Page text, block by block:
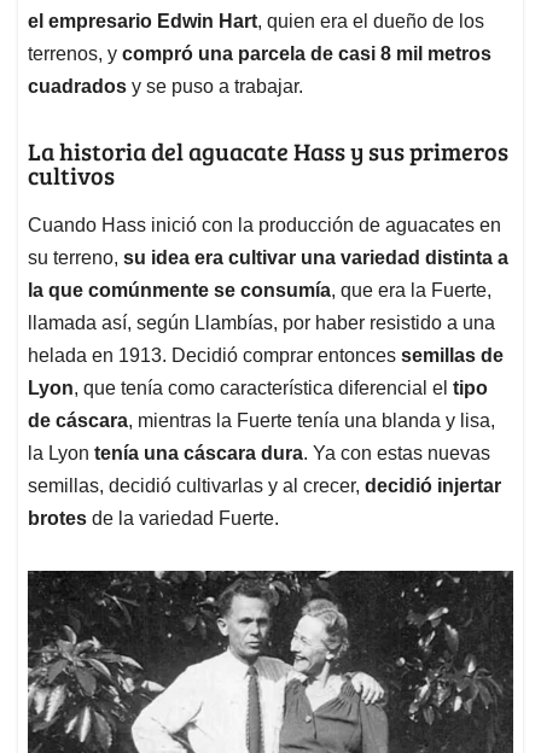
el empresario Edwin Hart, quien era el dueño de los
terrenos, y compró una parcela de casi 8 mil metros
cuadrados y se puso a trabajar.
La historia del aguacate Hass y sus primeros
cultivos
Cuando Hass inició con la producción de aguacates en
su terreno, su idea era cultivar una variedad distinta a
la que comúnmente se consumía, que era la Fuerte,
llamada así, según Llambías, por haber resistido a una
helada en 1913. Decidió comprar entonces semillas de
Lyon, que tenía como característica diferencial el tipo
de cáscara, mientras la Fuerte tenía una blanda y lisa,
la Lyon tenía una cáscara dura. Ya con estas nuevas
semillas, decidió cultivarlas y al crecer, decidió injertar
brotes de la variedad Fuerte.